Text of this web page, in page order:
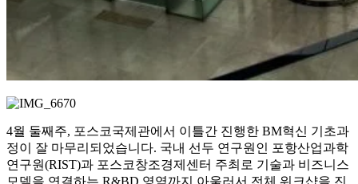
4월 둘째주, 포스코국제관에서 이틀간 진행한 BM혁신 기초과
정이 잘 마무리되었습니다. 국내 선두 연구원인 포항산업과학
연구원(RIST)과 포스코창조경제센터 주최로 기술과 비즈니스
모델을 연결하는 R&BD 영역까지 아울러서 전체 워크샵을 진